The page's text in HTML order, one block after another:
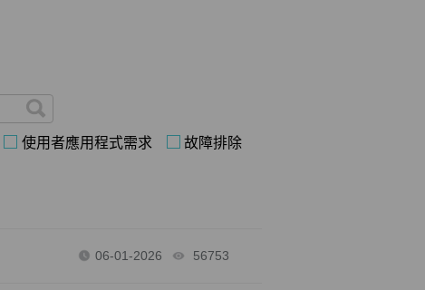
使用者應用程式需求
故障排除
06-01-2026 56753